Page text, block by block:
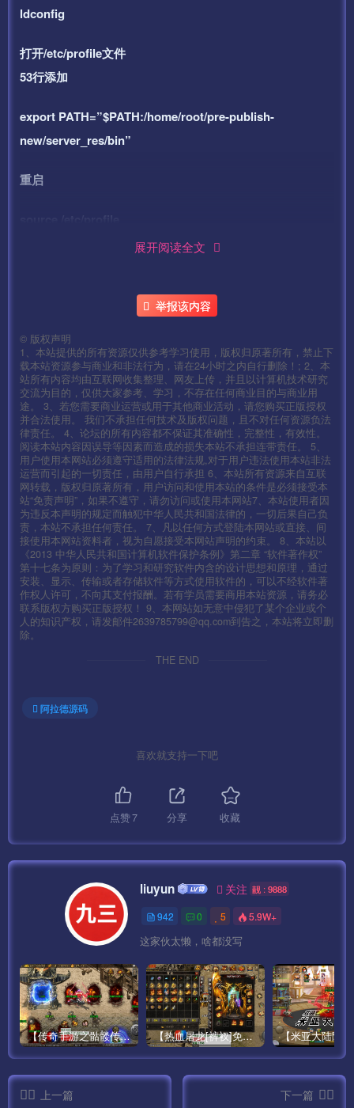
ldconfig
打开/etc/profile文件
53行添加
export PATH=”$PATH:/home/root/pre-publish-
new/server_res/bin”
重启
4、设置数据库密码为：syymw.com（在宝塔直接设置,修改
在改一次,直到能获取到0个）
修改数据库配置文件 为 “数据库.TXT” 内的内容
重载配置
重启数据库
修改数据库
\home\sql\demoald.sql 的 IP
导入数据库
cd /home
./sk
6、搭建网站
新建一个网站-你的ip:端口 或域名:端口
不过就需要对应客户端都改）
设置伪静态 thinkPHP
———————————————————————
7、服务端和网站修改
\home\root\pre-publish-
new\server_res\AdminServer\NetAddress.xml
\home\root\pre-publish-
new\server_res\AdminServer\PlatformNetAddress.xml
\home\root\pre-publish-
new\server_res\Config\UdpServer.xml
展开阅读全文
举报该内容
© 版权声明
1、本站提供的所有资源仅供参考学习使用，版权归原著所有，禁止下
载本站资源参与商业和非法行为，请在24小时之内自行删除！; 2、本
站所有内容均由互联网收集整理、网友上传，并且以计算机技术研究
交流为目的，仅供大家参考、学习，不存在任何商业目的与商业用
途。 3、若您需要商业运营或用于其他商业活动，请您购买正版授权
并合法使用。 我们不承担任何技术及版权问题，且不对任何资源负法
律责任。 4、论坛的所有内容都不保证其准确性，完整性，有效性。
阅读本站内容因误导等因素而造成的损失本站不承担连带责任。 5、
用户使用本网站必须遵守适用的法律法规,对于用户违法使用本站非法
运营而引起的一切责任，由用户自行承担 6、本站所有资源来自互联
网转载，版权归原著所有，用户访问和使用本站的条件是必须接受本
站“免责声明”，如果不遵守，请勿访问或使用本网站7、本站使用者因
为违反本声明的规定而触犯中华人民共和国法律的，一切后果自己负
责，本站不承担任何责任。 7、凡以任何方式登陆本网站或直接、间
接使用本网站资料者，视为自愿接受本网站声明的约束。 8、本站以
《2013 中华人民共和国计算机软件保护条例》第二章 “软件著作权”
第十七条为原则：为了学习和研究软件内含的设计思想和原理，通过
安装、显示、传输或者存储软件等方式使用软件的，可以不经软件著
作权人许可，不向其支付报酬。若有学员需要商用本站资源，请务必
联系版权方购买正版授权！ 9、本网站如无意中侵犯了某个企业或个
人的知识产权，请发邮件2639785799@qq.com到告之，本站将立即删
除。
THE END
阿拉德源码
喜欢就支持一下吧
点赞7 分享 收藏
liuyun 关注 靓 : 9888
942 0 5 5.9W+
这家伙太懒，啥都没写
【传奇手游之骷髅传说第二季十大陆[白猪3]免授权版】经典单职业复古特色战神引擎传奇手游最新打包Win服务端源码视频架设教程-怀旧复古-经典耐玩–新版GM多功能网页授权物品后台-GM直冲网页后台-安卓苹果IOS双端版本！ 【热血屠龙[裤衩]免授权修复版】采用经典战神引擎三职业特色游戏最新打包Win服务端源码视频架设教程-GM直冲后台-新版GM多功能授权物品后台-安卓苹果IOS双端版本-传奇手游！
上一篇
下一篇